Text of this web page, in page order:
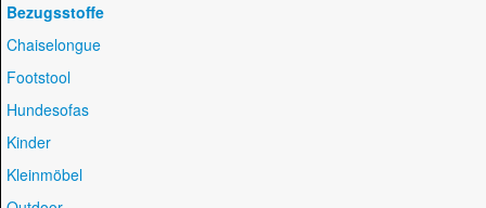
Bezugsstoffe
Chaiselongue
Footstool
Hundesofas
Kinder
Kleinmöbel